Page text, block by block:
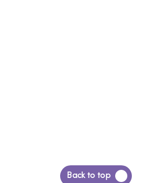
Back to top
Siirry